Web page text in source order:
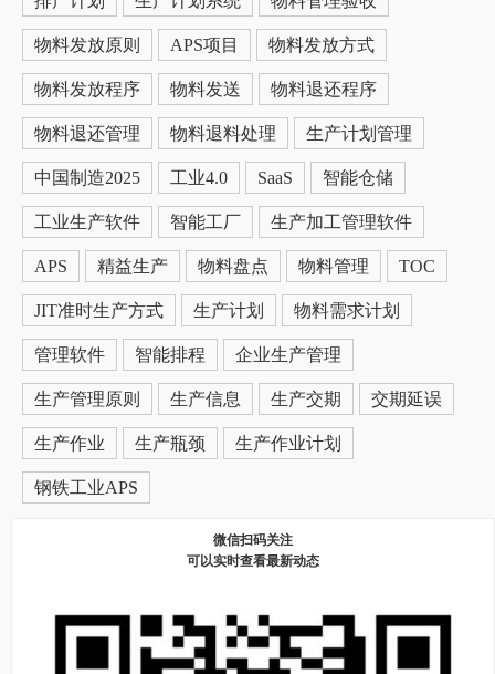
物料发放原则 APS项目 物料发放方式
物料发放程序 物料发送 物料退还程序
物料退还管理 物料退料处理 生产计划管理
中国制造2025 工业4.0 SaaS 智能仓储
工业生产软件 智能工厂 生产加工管理软件
APS 精益生产 物料盘点 物料管理 TOC
JIT准时生产方式 生产计划 物料需求计划
管理软件 智能排程 企业生产管理
生产管理原则 生产信息 生产交期 交期延误
生产作业 生产瓶颈 生产作业计划
钢铁工业APS
微信扫码关注
可以实时查看最新动态